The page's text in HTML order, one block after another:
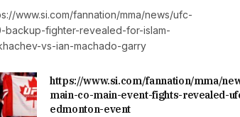
www.si.com/fannation/mma/news/ufc-
backup-fighter-revealed-for-islam-
vs-ian-machado-garry
https://www.si.com/fannation/mma/
main-co-main-event-fights-revealed-
edmonton-event